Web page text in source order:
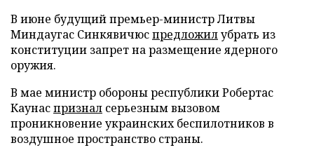
В июне будущий премьер-министр Литвы
Миндаугас Синкявичюспредложилубрать из
конституции запрет на размещение ядерного
оружия.
В мае министр обороны республики Робертас
Каунаспризнал серьезным вызовом
проникновение украинских беспилотников в
воздушное пространство страны.